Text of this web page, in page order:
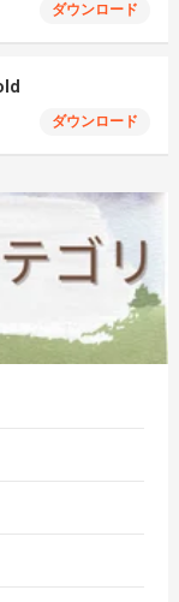
ダウンロード
ダウンロード